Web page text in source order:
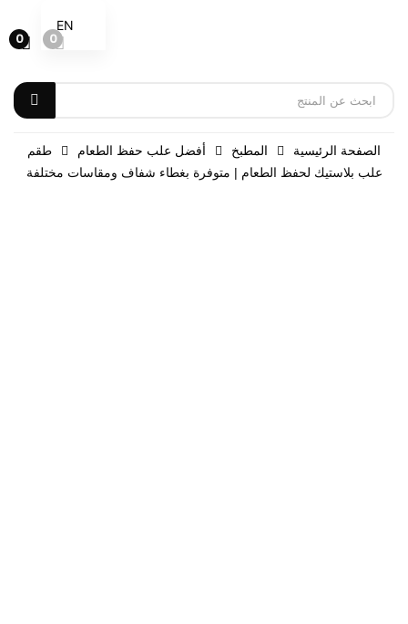
0
0
الصفحة الرئيسية المطبخ أفضل علب حفظ الطعام
طقم
علب بلاستيك لحفظ الطعام | متوفرة بغطاء شفاف ومقاسات مختلفة
EN